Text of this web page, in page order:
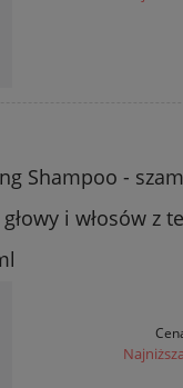
Shampoo -
i włosów z